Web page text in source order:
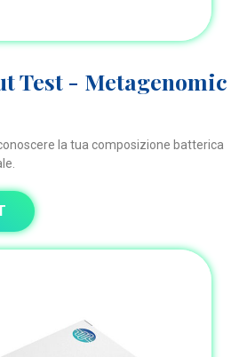
Test - Metagenomic
la tua composizione batterica